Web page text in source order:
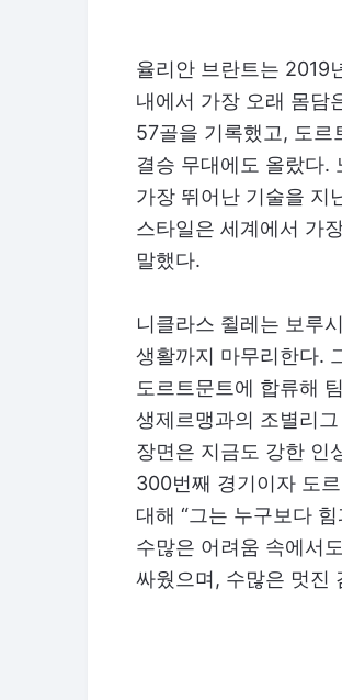
율리안 브란트는 2019
내에서 가장 오래 몸담
57골을 기록했고, 도르
결승 무대에도 올랐다.
가장 뛰어난 기술을 지
스타일은 세계에서 가
말했다.
니클라스 쥘레는 보루
생활까지 마무리한다.
도르트문트에 합류해
생제르맹과의 조별리
장면은 지금도 강한 인
300번째 경기이자 도
대해 “그는 누구보다
수많은 어려움 속에서
싸웠으며, 수많은 멋진